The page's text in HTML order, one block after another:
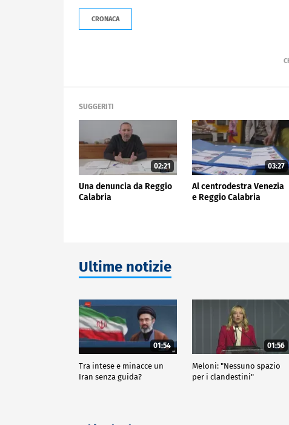
CRONACA
SUGGERITI
02:21
Una denuncia da Reggio
Calabria
03:27
Al centrodestra Venezia
e Reggio Calabria
Ultime notizie
01:54
Tra intese e minacce un
Iran senza guida?
01:56
Meloni: "Nessuno spazio
per i clandestini"